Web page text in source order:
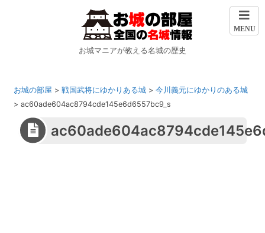
MENU
お城マニアが教える名城の歴史
お城の部屋 > 戦国武将にゆかりある城> 今川義元にゆかりのある城
> ac60ade604ac8794cde145e6d6557bc9_s